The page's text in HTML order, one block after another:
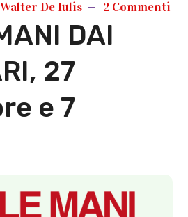
Walter De Iulis 2 Commenti
DAI
27
e 7